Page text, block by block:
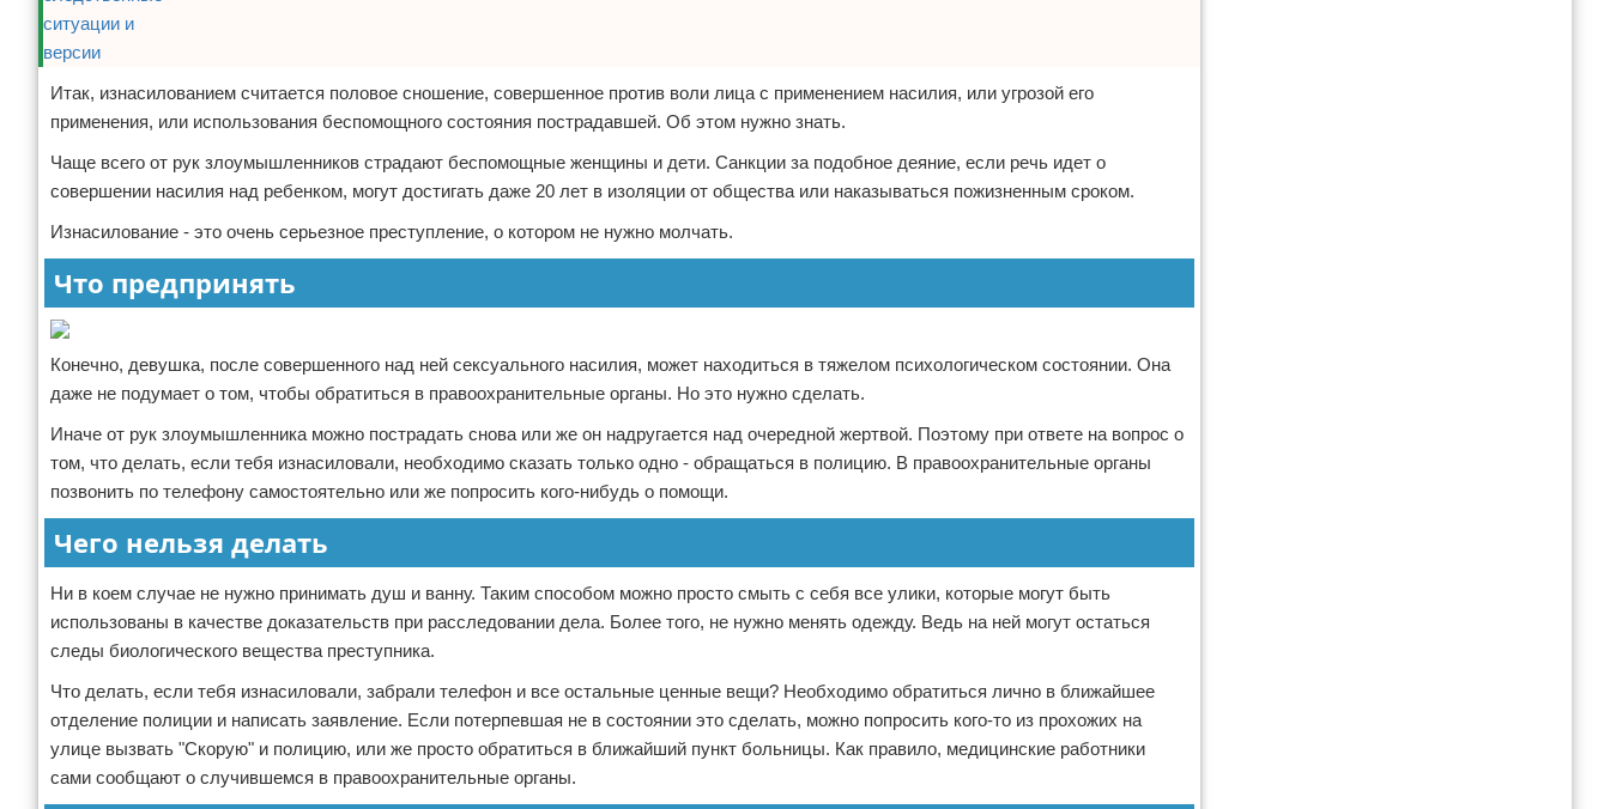
Итак, изнасилованием считается половое сношение, совершенное против воли лица с применением насилия, или угрозой его
применения, или использования беспомощного состояния пострадавшей. Об этом нужно знать.
Чаще всего от рук злоумышленников страдают беспомощные женщины и дети. Санкции за подобное деяние, если речь идет о
совершении насилия над ребенком, могут достигать даже 20 лет в изоляции от общества или наказываться пожизненным сроком.
Изнасилование - это очень серьезное преступление, о котором не нужно молчать.
Что предпринять
Конечно, девушка, после совершенного над ней сексуального насилия, может находиться в тяжелом психологическом состоянии. Она
даже не подумает о том, чтобы обратиться в правоохранительные органы. Но это нужно сделать.
Иначе от рук злоумышленника можно пострадать снова или же он надругается над очередной жертвой. Поэтому при ответе на вопрос о
том, что делать, если тебя изнасиловали, необходимо сказать только одно - обращаться в полицию. В правоохранительные органы
позвонить по телефону самостоятельно или же попросить кого-нибудь о помощи.
Чего нельзя делать
Ни в коем случае не нужно принимать душ и ванну. Таким способом можно просто смыть с себя все улики, которые могут быть
использованы в качестве доказательств при расследовании дела. Более того, не нужно менять одежду. Ведь на ней могут остаться
следы биологического вещества преступника.
Что делать, если тебя изнасиловали, забрали телефон и все остальные ценные вещи? Необходимо обратиться лично в ближайшее
отделение полиции и написать заявление. Если потерпевшая не в состоянии это сделать, можно попросить кого-то из прохожих на
улице вызвать "Скорую" и полицию, или же просто обратиться в ближайший пункт больницы. Как правило, медицинские работники
сами сообщают о случившемся в правоохранительные органы.